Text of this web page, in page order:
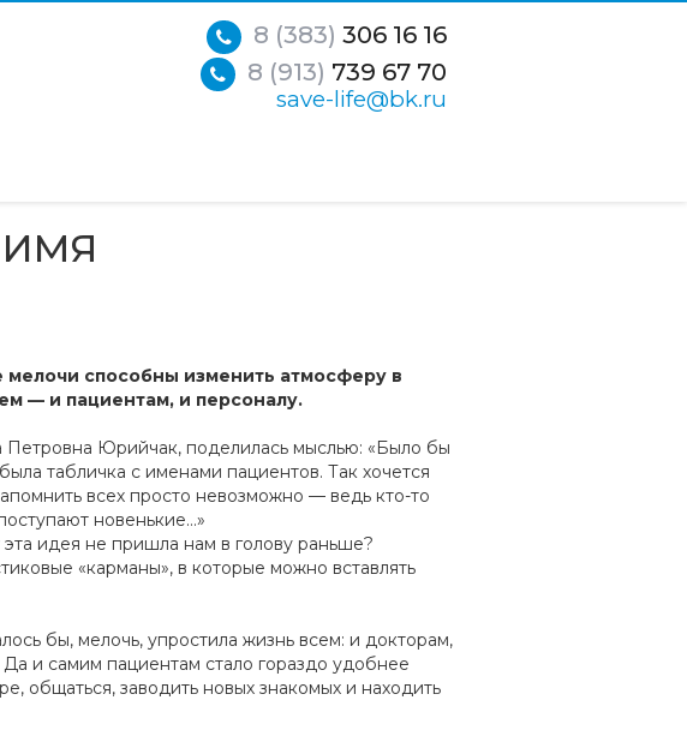
8 (383) 306 16 16
8 (913) 739 67 70
save-life@bk.ru
способны изменить атмосферу в
— и пациентам, и персоналу.
Петровна Юрийчак, поделилась мыслью: «Было бы
табличка с именами пациентов. Так хочется
всех просто невозможно — ведь кто-то
новенькие…»
идея не пришла нам в голову раньше?
«карманы», в которые можно вставлять
бы, мелочь, упростила жизнь всем: и докторам,
и самим пациентам стало гораздо удобнее
общаться, заводить новых знакомых и находить